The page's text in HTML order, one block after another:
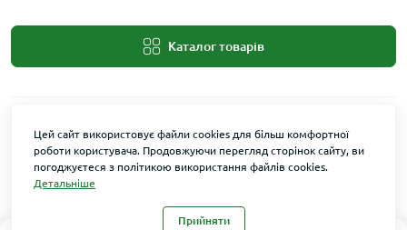
Каталог товарів
Цей сайт використовує файли cookies для більш комфортної
роботи користувача. Продовжуючи перегляд сторінок сайту, ви
погоджуєтеся з політикою використання файлів cookies.
Детальніше
Прийняти